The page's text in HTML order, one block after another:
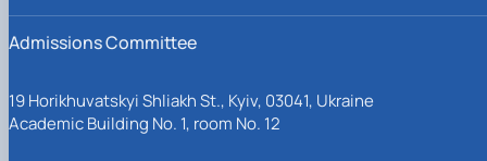
Admissions Committee
19 Horikhuvatskyi Shliakh St., Kyiv, 03041, Ukraine
Academic Building No. 1, room No. 12